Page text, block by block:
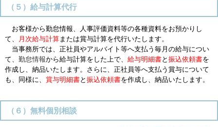
（５）給与計算代行
お客様から勤怠情報、人事評価資料等の各種資料をお預かりし
て、
月次給与計算または賞与計算を代行いたします。
当事務所では、正社員やアルバイト等へ支払う毎月の給与につい
て、 勤怠情報から給与計算をした上で、 給与明細書と振込依頼書を
作成し、納品いたします。さらに、正社員等へ支払う賞与について
も、同様に、 賞与明細書と振込依頼書を作成し、納品いたします。
（６）無料個別相談